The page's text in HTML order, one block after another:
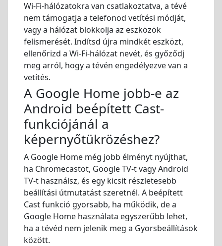
Wi-Fi-hálózatokra van csatlakoztatva, a tévé
nem támogatja a telefonod vetítési módját,
vagy a hálózat blokkolja az eszközök
felismerését. Indítsd újra mindkét eszközt,
ellenőrizd a Wi-Fi-hálózat nevét, és győződj
meg arról, hogy a tévén engedélyezve van a
vetítés.
A Google Home jobb-e az
Android beépített Cast-
funkciójánál a
képernyőtükrözéshez?
A Google Home még jobb élményt nyújthat,
ha Chromecastot, Google TV-t vagy Android
TV-t használsz, és egy kicsit részletesebb
beállítási útmutatást szeretnél. A beépített
Cast funkció gyorsabb, ha működik, de a
Google Home használata egyszerűbb lehet,
ha a tévéd nem jelenik meg a Gyorsbeállítások
között.